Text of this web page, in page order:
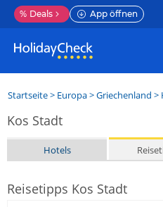
% Deals App öffnen
Startseite> Europa>Griechenland >
Kos Stadt
Hotels
Reisetipps Kos Stadt